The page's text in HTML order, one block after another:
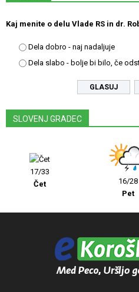
Kaj menite o delu Vlade RS in dr.
Dela dobro - naj nadaljuje
Dela slabo - bolje bi bilo, če
SLOVENJ GRADEC
17/33
Čet
16/28
Pet